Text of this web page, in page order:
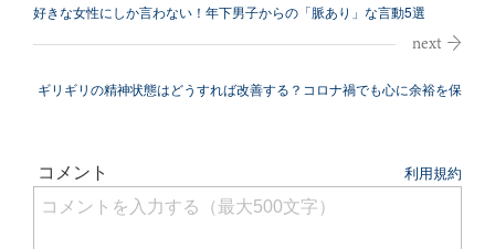
好きな女性にしか言わない！年下男子からの「脈あり」な言動5選
ギリギリの精神状態はどうすれば改善する？コロナ禍でも心に余裕を保